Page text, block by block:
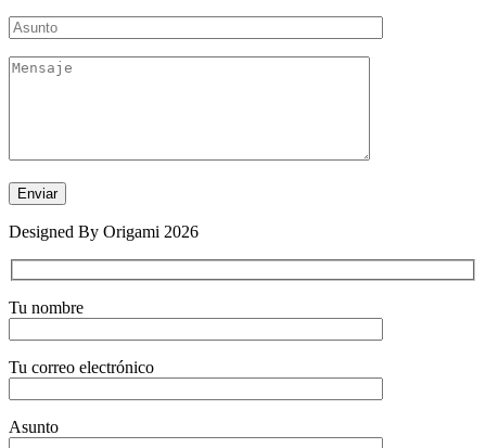
Designed By Origami 2026
Tu nombre
Tu correo electrónico
Asunto